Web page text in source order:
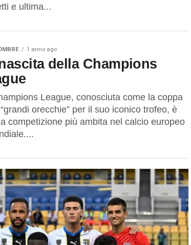
e ultima...
1 anno ago
della Champions
League, conosciuta come la coppa
orecchie” per il suo iconico trofeo, è
competizione più ambita nel calcio europeo